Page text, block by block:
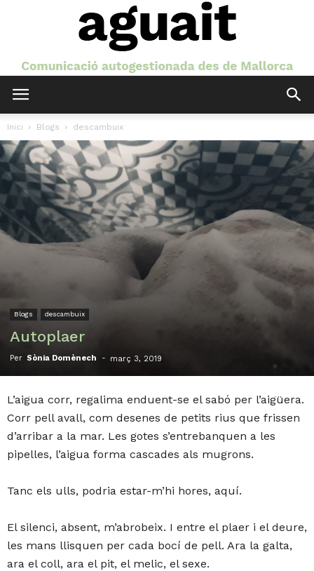
Inici Blogs descambuix
Blogs descambuix
Autoplaer
Per Sònia Domènech - març 3, 2019
L’aigua corr, regalima enduent-se el sabó per l’aigüera.
Corr pell avall, com desenes de petits rius que frissen
d’arribar a la mar. Les gotes s’entrebanquen a les
pipelles, l’aigua forma cascades als mugrons.
Tanc els ulls, podria estar-m’hi hores, aquí.
El silenci, absent, m’abrobeix. I entre el plaer i el deure,
les mans llisquen per cada bocí de pell. Ara la galta,
ara el coll, ara el pit, el melic, el sexe.